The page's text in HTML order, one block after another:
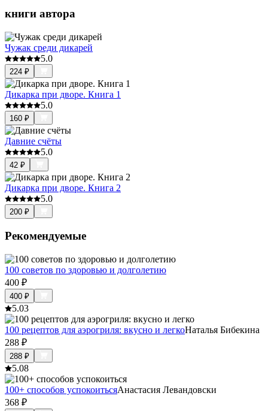
книги автора
Чужак среди дикарей
5.0
224 ₽
Дикарка при дворе. Книга 1
5.0
160 ₽
Давние счёты
5.0
42 ₽
Дикарка при дворе. Книга 2
5.0
200 ₽
Рекомендуемые
100 советов по здоровью и долголетию
400 ₽
400 ₽
5.03
100 рецептов для аэрогриля: вкусно и легкоНаталья Бибекина
288 ₽
288 ₽
5.08
100+ способов успокоитьсяАнастасия Левандовски
368 ₽